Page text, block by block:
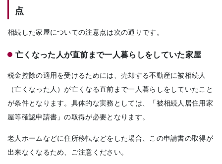
点
相続した家屋についての注意点は次の通りです。
亡くなった人が直前まで一人暮らしをしていた家屋
税金控除の適用を受けるためには、 売却する不動産に被相続人
（亡くなった人）が亡くなる直前まで一人暮らしをしていたこと
が条件となります。 具体的な実務としては、
「被相続人居住用家
屋等確認申請書」の取得が必要となります。
老人ホームなどに住所移転などをした場合、この申請書の取得が
出来なくなるため、ご注意ください。